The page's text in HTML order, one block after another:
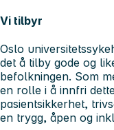
Vi tilbyr
Oslo
det å tilby gode og
befolkningen. Som
en rolle i å innfri
pasientsikkerhet,
en trygg, åpen og